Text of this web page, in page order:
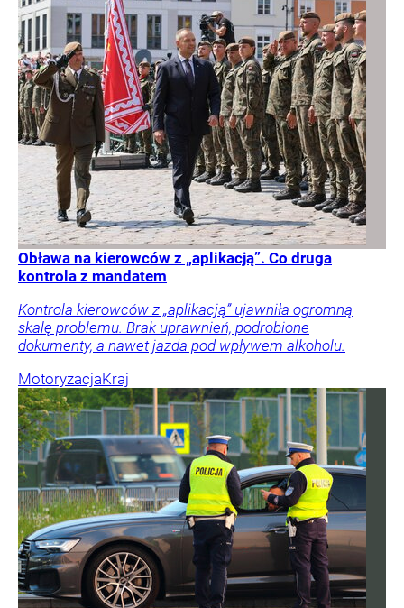
Obława na kierowców z „aplikacją”. Co druga
kontrola z mandatem
Kontrola kierowców z „aplikacją” ujawniła ogromną
skalę problemu. Brak uprawnień, podrobione
dokumenty, a nawet jazda pod wpływem alkoholu.
MotoryzacjaKraj